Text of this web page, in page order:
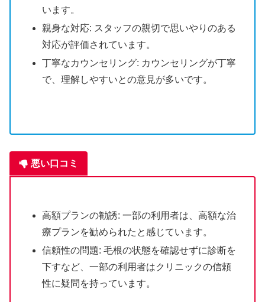
います​​。
親身な対応: スタッフの親切で思いやりのある
対応が評価されています​​。
丁寧なカウンセリング: カウンセリングが丁寧
で、理解しやすいとの意見が多いです。
悪い口コミ
高額プランの勧誘: 一部の利用者は、高額な治
療プランを勧められたと感じています​​​​。
信頼性の問題: 毛根の状態を確認せずに診断を
下すなど、一部の利用者はクリニックの信頼
性に疑問を持っています​。